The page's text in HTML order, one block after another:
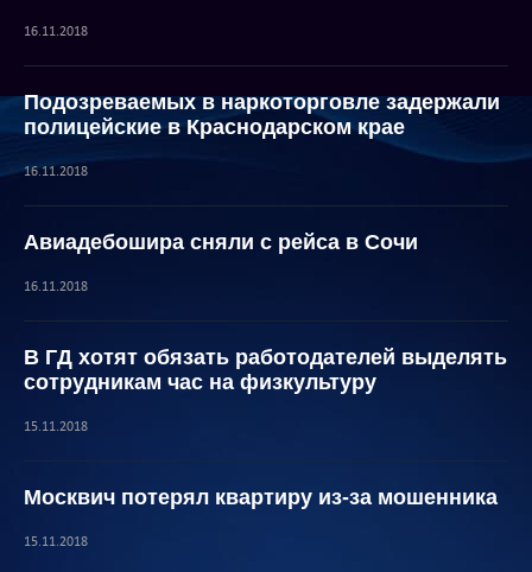
16.11.2018
Подозреваемых в наркоторговле задержали
полицейские в Краснодарском крае
16.11.2018
Авиадебошира сняли с рейса в Сочи
16.11.2018
В ГД хотят обязать работодателей выделять
сотрудникам час на физкультуру
15.11.2018
Москвич потерял квартиру из-за мошенника
15.11.2018